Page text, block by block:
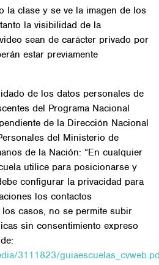
la clase y se ve la imagen de los
la visibilidad de la
sean de carácter privado por
estar previamente
de los datos personales de
del Programa Nacional
de la Dirección Nacional
del Ministerio de
de la Nación: “En cualquier
utilice para posicionarse y
configurar la privacidad para
los contactos
casos, no se permite subir
sin consentimiento expreso
3111823/